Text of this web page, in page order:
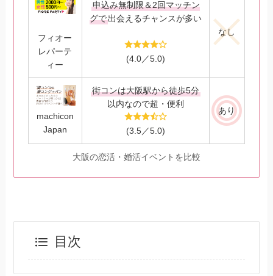
フィオー
レパーテ
ィー
申込み無制限＆2回マッチン
グで出会えるチャンスが多い
(4.0／5.0)
なし
machicon
Japan
街コンは大阪駅から徒歩5分
以内なので超・便利
(3.5／5.0)
あり
大阪の恋活・婚活イベントを比較
目次